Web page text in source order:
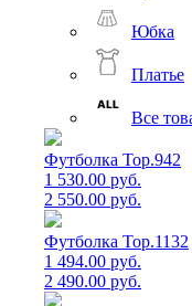
Юбка
Платье
Все
Футболка Top.942
1 530.00 руб.
2 550.00 руб.
Футболка Top.1132
1 494.00 руб.
2 490.00 руб.